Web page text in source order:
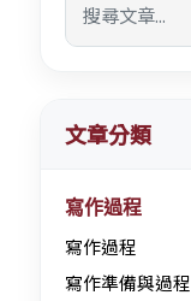
文章分類
寫作過程
寫作過程
寫作準備與過程